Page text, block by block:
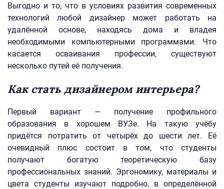
Выгодно и то, что в условиях развития современных
технологий любой дизайнер может работать на
удалённой основе, находясь дома и владея
необходимыми компьютерными программами. Что
касается осваивания профессии, существуют
несколько путей её получения.
Как стать дизайнером интерьера?
Первый вариант — получение профильного
образования в хорошем ВУЗе. На такую учёбу
придётся потратить от четырёх до шести лет. Её
очевидный плюс состоит в том, что студенты
получают богатую теоретическую базу
профессиональных знаний. Эргономику, материалы и
цвета студенты изучают подробно, в определённой